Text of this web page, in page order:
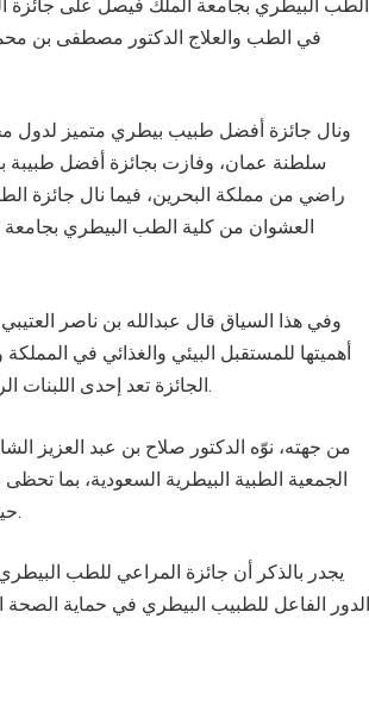
الطب البيطري بجامعة الملك فيصل على
في الطب والعلاج الدكتور مصطفى بن محمد
ونال جائزة أفضل طبيب بيطري متميز لدول
سلطنة عمان، وفازت بجائزة أفضل طبيبة
راضي من مملكة البحرين، فيما نال جائزة
العشوان من كلية الطب البيطري
وفي هذا السياق قال عبدالله بن ناصر
أهميتها للمستقبل البيئي والغذائي في
الجائزة تعد إحدى اللبنات الرئيسية في دعم مهنة الطب البيطري في المملكة والخليج العربي.
من جهته، نوّه الدكتور صلاح بن عبد العزيز
الجمعية الطبية البيطرية السعودية، بما
حيث تم تكريم 82 طبيبًا بيطريًّا وعالمًا منذ إنشاء الجائزة وحتى الآن.
الدور الفاعل للطبيب البيطري في حماية الصحة